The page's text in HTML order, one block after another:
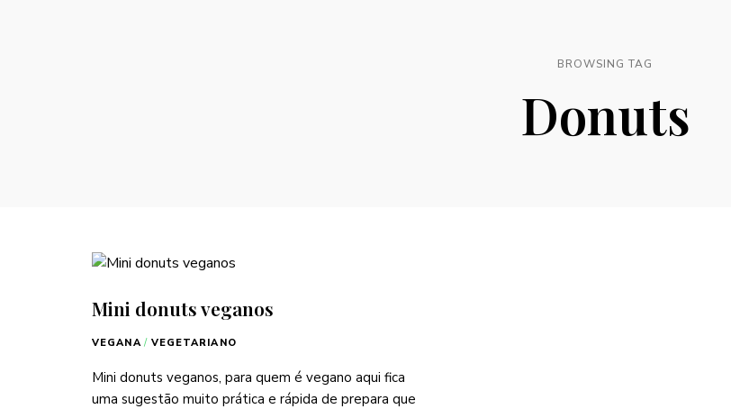
BROWSING TAG
Donuts
Mini donuts veganos
VEGANA/ VEGETARIANO
Mini donuts veganos, para quem é vegano aqui fica
uma sugestão muito prática e rápida de prepara que